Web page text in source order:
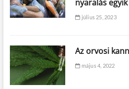
nyaralás
július 25, 2023
Az orvosi
május 4, 2022